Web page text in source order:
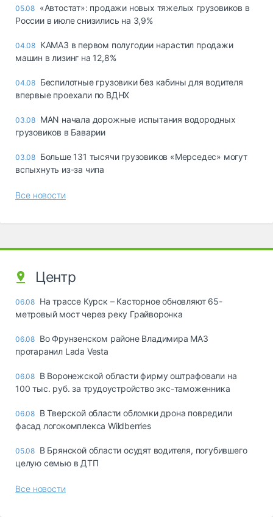
05.08 «Автостат»: продажи новых тяжелых грузовиков в
России в июле снизились на 3,9%
04.08 КАМАЗ в первом полугодии нарастил продажи
машин в лизинг на 12,8%
04.08 Беспилотные грузовики без кабины для водителя
впервые проехали по ВДНХ
03.08 MAN начала дорожные испытания водородных
грузовиков в Баварии
03.08 Больше 131 тысячи грузовиков «Мерседес» могут
вспыхнуть из-за чипа
Все новости
Центр
06.08 На трассе Курск – Касторное обновляют 65-
метровый мост через реку Грайворонка
06.08 Во Фрунзенском районе Владимира МАЗ
протаранил Lada Vesta
06.08 В Воронежской области фирму оштрафовали на
100 тыс. руб. за трудоустройство экс-таможенника
06.08 В Тверской области обломки дрона повредили
фасад логокомплекса Wildberries
05.08 В Брянской области осудят водителя, погубившего
целую семью в ДТП
Все новости